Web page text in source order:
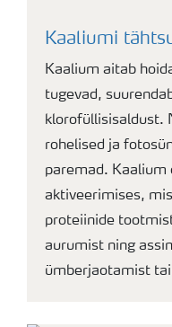
Kaaliumi
Kaalium aitab
tugevad,
klorofüllisisaldust.
rohelised ja
paremad. Kaalium
aktiveerimises,
proteiinide
aurumist ning
ümberjaotamist